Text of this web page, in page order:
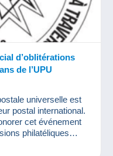
d’oblitérations
de l’UPU
universelle est
postal international.
cet événement
philatéliques